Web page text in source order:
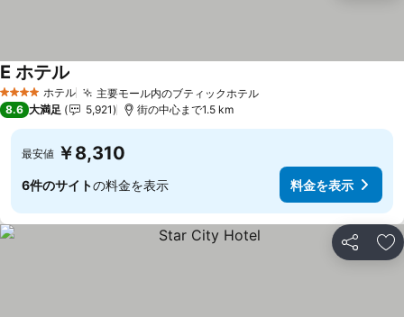
4 ホテルのランク
ホテル 主要モール内のブティックホテル
E ホテル
8.6 大満足 5,921 街の中心まで1.5 km
最安値 ￥8,310
6件のサイトの料金を表示 料金を表示
シェア お